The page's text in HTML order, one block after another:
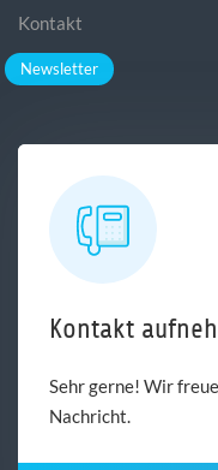
Kontakt
Newsletter
Kontakt
Sehr gerne! Wir
Nachricht.